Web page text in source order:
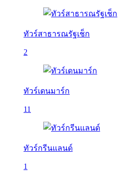
ทัวร์สาธารณรัฐเช็ก
2
ทัวร์เดนมาร์ก
11
ทัวร์กรีนแลนด์
1